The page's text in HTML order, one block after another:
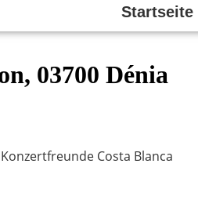
Startseite
03700 Dénia
Costa Blanca